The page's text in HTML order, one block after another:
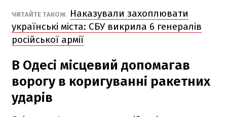
ЧИТАЙТЕ ТАКОЖ
Наказували захоплювати
українські міста: СБУ викрила 6 генералів
російської армії
В Одесі місцевий допомагав
ворогу в коригуванні ракетних
ударів